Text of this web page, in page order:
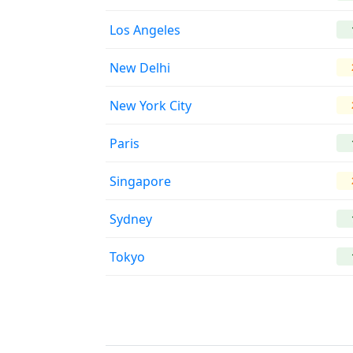
Los Angeles
New Delhi
New York City
Paris
Singapore
Sydney
Tokyo